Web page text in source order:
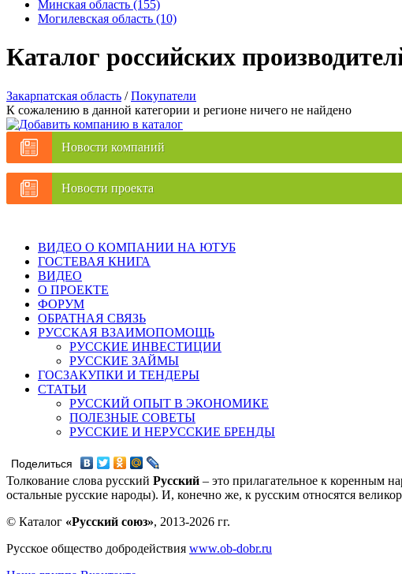
Минская область (155)
Могилевская область (10)
Каталог российских
Закарпатская область /Покупатели
К сожалению в данной категории и регионе ничего не найдено
Новости компаний
Новости проекта
ВИДЕО О КОМПАНИИ НА ЮТУБ
ГОСТЕВАЯ КНИГА
ВИДЕО
О ПРОЕКТЕ
ФОРУМ
ОБРАТНАЯ СВЯЗЬ
РУССКАЯ ВЗАИМОПОМОЩЬ
РУССКИЕ ИНВЕСТИЦИИ
РУССКИЕ ЗАЙМЫ
ГОСЗАКУПКИ И ТЕНДЕРЫ
СТАТЬИ
РУССКИЙ ОПЫТ В ЭКОНОМИКЕ
ПОЛЕЗНЫЕ СОВЕТЫ
РУССКИЕ И НЕРУССКИЕ БРЕНДЫ
Поделиться
Толкование слова русский Русский – это прилагательное к коренным
остальные русские народы). И, конечно же, к русским относятся
© Каталог «Русский союз», 2013-2026 гг.
Русское общество добродействия www.ob-dobr.ru